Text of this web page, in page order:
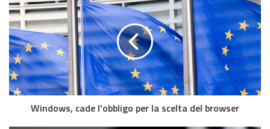
Windows, cade l'obbligo per la scelta del browser